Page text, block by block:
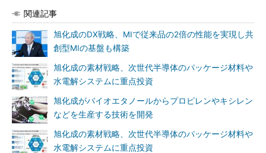
関連記事
旭化成のDX戦略、MIで従来品の2倍の性能を実現し共
創型MIの基盤も構築
旭化成の素材戦略、次世代半導体のパッケージ材料や
水電解システムに重点投資
旭化成がバイオエタノールからプロピレンやキシレン
などを生産する技術を開発
旭化成の素材戦略、次世代半導体のパッケージ材料や
水電解システムに重点投資